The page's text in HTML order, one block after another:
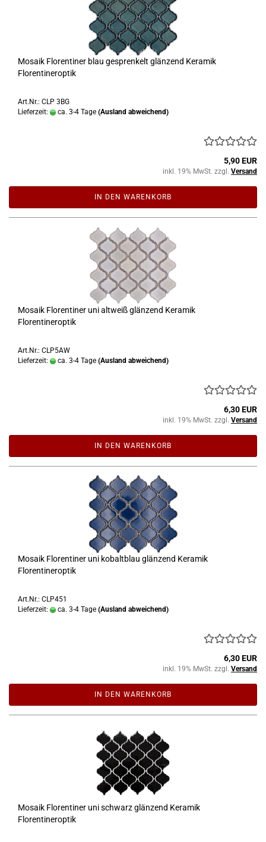
Mosaik Florentiner blau gesprenkelt glänzend Keramik
Florentineroptik
Art.Nr.: CLP 3BG
Lieferzeit:
ca. 3-4 Tage (Ausland abweichend)
5,90 EUR
inkl. 19% MwSt. zzgl. Versand
IN DEN WARENKORB
Mosaik Florentiner uni altweiß glänzend Keramik
Florentineroptik
Art.Nr.: CLP5AW
Lieferzeit:
ca. 3-4 Tage (Ausland abweichend)
6,30 EUR
inkl. 19% MwSt. zzgl. Versand
IN DEN WARENKORB
Mosaik Florentiner uni kobaltblau glänzend Keramik
Florentineroptik
Art.Nr.: CLP451
Lieferzeit:
ca. 3-4 Tage (Ausland abweichend)
6,30 EUR
inkl. 19% MwSt. zzgl. Versand
IN DEN WARENKORB
Mosaik Florentiner uni schwarz glänzend Keramik
Florentineroptik